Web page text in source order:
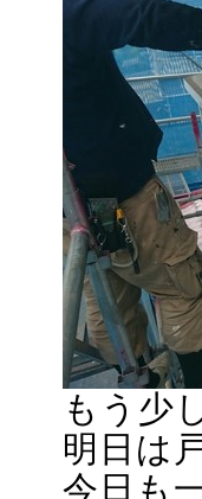
もう少
明日は
今日も